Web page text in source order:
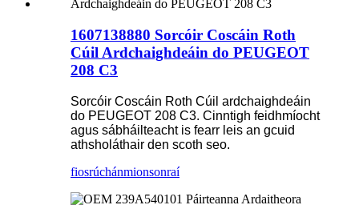
1607138880 Sorcóir Coscáin Roth
Cúil Ardchaighdeáin do PEUGEOT
208 C3
Sorcóir Coscáin Roth Cúil ardchaighdeáin
do PEUGEOT 208 C3. Cinntigh feidhmíocht
agus sábháilteacht is fearr leis an gcuid
athsholáthair den scoth seo.
fiosrúchánmionsonraí